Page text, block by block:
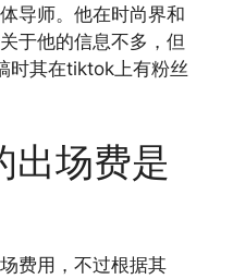
导师。他在时尚界和
于他的信息不多，但
时其在tiktok上有粉丝
出场费是
费用，不过根据其